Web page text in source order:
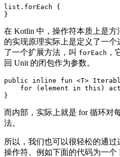
list.forEach {
在 Kotlin 中，操作符本质上是方
的实现原理实际上是定义了一个
了一个扩展方法，叫 forEach ，
回 Unit 的闭包作为参数。
public inline fun <T>
for (element in this)
而内部，实际上就是 for 循环对
法。
所以，我们也可以很轻松的通
操作符。例如下面的代码为一